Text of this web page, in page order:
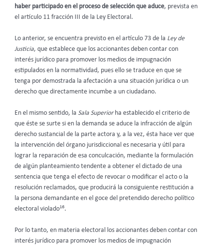
haber participado en el proceso de selección que aduce, prevista en
el artículo 11 fracción III de la Ley Electoral.
Lo anterior, se encuentra previsto en el artículo 73 de la Ley de
Justicia, que establece que los accionantes deben contar con
interés jurídico para promover los medios de impugnación
estipulados en la normatividad, pues ello se traduce en que se
tenga por demostrada la afectación a una situación jurídica o un
derecho que directamente incumbe a un ciudadano.
En el mismo sentido, la Sala Superior ha establecido el criterio de
que éste se surte si en la demanda se aduce la infracción de algún
derecho sustancial de la parte actora y, a la vez, ésta hace ver que
la intervención del órgano jurisdiccional es necesaria y útil para
lograr la reparación de esa conculcación, mediante la formulación
de algún planteamiento tendente a obtener el dictado de una
sentencia que tenga el efecto de revocar o modificar el acto o la
resolución reclamados, que producirá la consiguiente restitución a
la persona demandante en el goce del pretendido derecho político
electoral violado16.
Por lo tanto, en materia electoral los accionantes deben contar con
interés jurídico para promover los medios de impugnación